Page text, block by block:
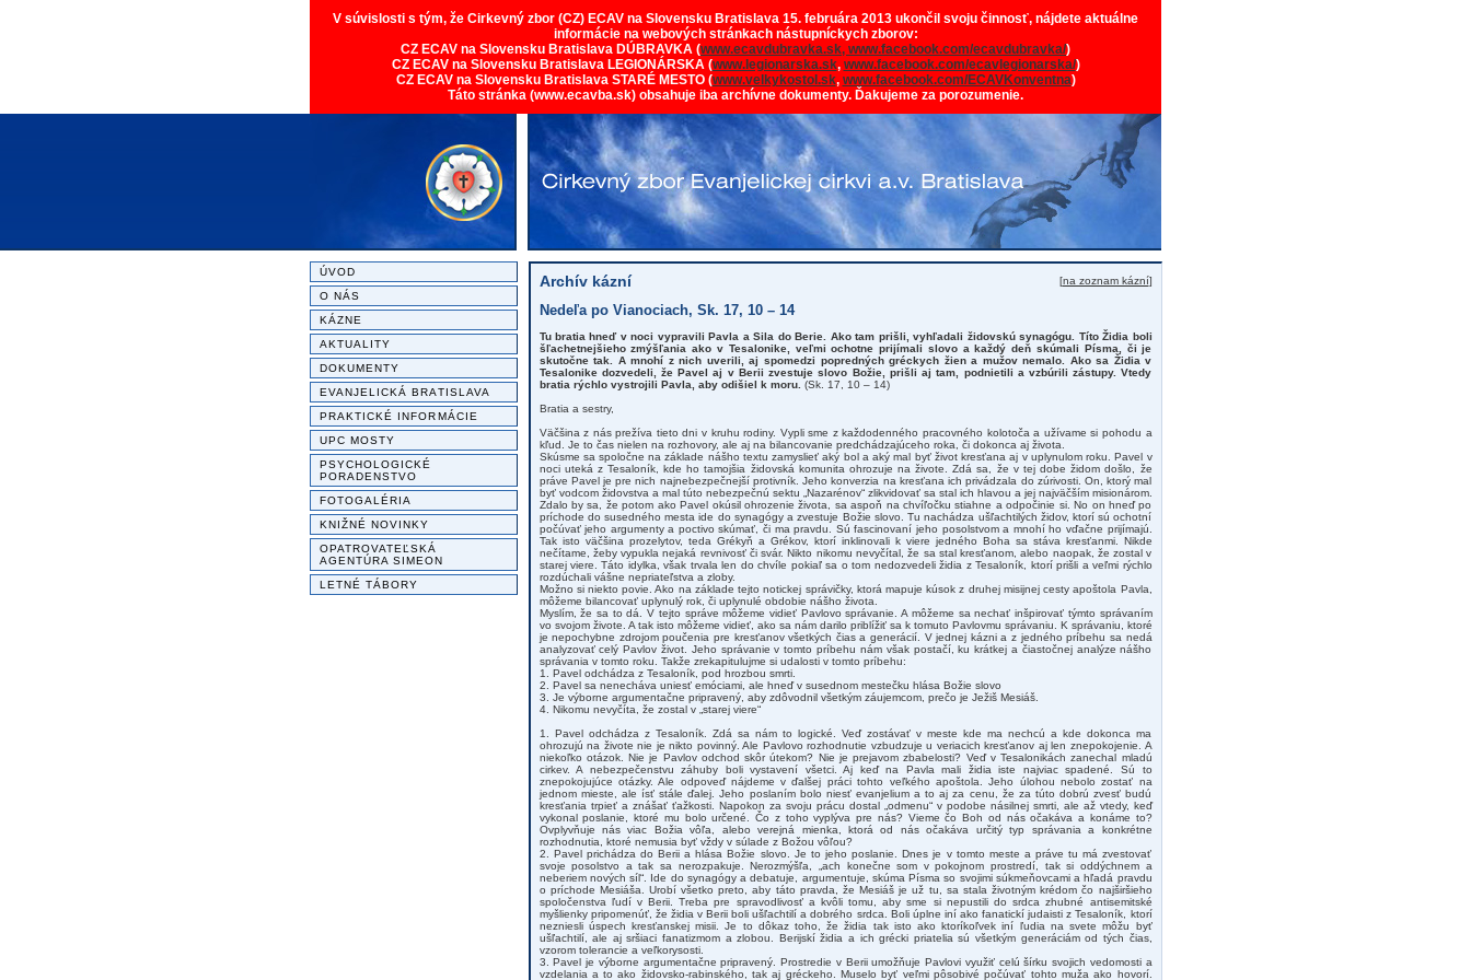
V súvislosti s tým, že Cirkevný zbor (CZ) ECAV na Slovensku Bratislava 15. februára 2013 ukončil svoju činnosť, nájdete aktuálne
informácie na webových stránkach nástupníckych zborov:
CZ ECAV na Slovensku Bratislava DÚBRAVKA (www.ecavdubravka.sk, www.facebook.com/ecavdubravka/)
CZ ECAV na Slovensku Bratislava LEGIONÁRSKA (www.legionarska.sk, www.facebook.com/ecavlegionarska/)
CZ ECAV na Slovensku Bratislava STARÉ MESTO (www.velkykostol.sk, www.facebook.com/ECAVKonventna)
Táto stránka (www.ecavba.sk) obsahuje iba archívne dokumenty. Ďakujeme za porozumenie.
ÚVOD
O NÁS
KÁZNE
AKTUALITY
DOKUMENTY
EVANJELICKÁ BRATISLAVA
PRAKTICKÉ INFORMÁCIE
UPC MOSTY
PSYCHOLOGICKÉ
PORADENSTVO
FOTOGALÉRIA
KNIŽNÉ NOVINKY
OPATROVATEĽSKÁ
AGENTÚRA SIMEON
LETNÉ TÁBORY
Archív kázní [na zoznam kázní]
Nedeľa po Vianociach, Sk. 17, 10 – 14
Tu bratia hneď v noci vypravili Pavla a Sila do Berie. Ako tam prišli, vyhľadali židovskú synagógu. Títo Židia boli
šľachetnejšieho zmýšľania ako v Tesalonike, veľmi ochotne prijímali slovo a každý deň skúmali Písma, či je
skutočne tak. A mnohí z nich uverili, aj spomedzi popredných gréckych žien a mužov nemalo. Ako sa Židia v
Tesalonike dozvedeli, že Pavel aj v Berii zvestuje slovo Božie, prišli aj tam, podnietili a vzbúrili zástupy. Vtedy
bratia rýchlo vystrojili Pavla, aby odišiel k moru. (Sk. 17, 10 – 14)
Bratia a sestry,
Väčšina z nás prežíva tieto dni v kruhu rodiny. Vypli sme z každodenného pracovného kolotoča a užívame si pohodu a
kľud. Je to čas nielen na rozhovory, ale aj na bilancovanie predchádzajúceho roka, či dokonca aj života.
Skúsme sa spoločne na základe nášho textu zamyslieť aký bol a aký mal byť život kresťana aj v uplynulom roku. Pavel v
noci uteká z Tesaloník, kde ho tamojšia židovská komunita ohrozuje na živote. Zdá sa, že v tej dobe židom došlo, že
práve Pavel je pre nich najnebezpečnejší protivník. Jeho konverzia na kresťana ich privádzala do zúrivosti. On, ktorý mal
byť vodcom židovstva a mal túto nebezpečnú sektu „Nazarénov“ zlikvidovať sa stal ich hlavou a jej najväčším misionárom.
Zdalo by sa, že potom ako Pavel okúsil ohrozenie života, sa aspoň na chvíľočku stiahne a odpočinie si. No on hneď po
príchode do susedného mesta ide do synagógy a zvestuje Božie slovo. Tu nachádza ušľachtilých židov, ktorí sú ochotní
počúvať jeho argumenty a poctivo skúmať, či ma pravdu. Sú fascinovaní jeho posolstvom a mnohí ho vďačne prijímajú.
Tak isto väčšina prozelytov, teda Grékyň a Grékov, ktorí inklinovali k viere jedného Boha sa stáva kresťanmi. Nikde
nečítame, žeby vypukla nejaká revnivosť či svár. Nikto nikomu nevyčítal, že sa stal kresťanom, alebo naopak, že zostal v
starej viere. Táto idylka, však trvala len do chvíle pokiaľ sa o tom nedozvedeli židia z Tesaloník, ktorí prišli a veľmi rýchlo
rozdúchali vášne nepriateľstva a zloby.
Možno si niekto povie. Ako na základe tejto notickej správičky, ktorá mapuje kúsok z druhej misijnej cesty apoštola Pavla,
môžeme bilancovať uplynulý rok, či uplynulé obdobie nášho života.
Myslím, že sa to dá. V tejto správe môžeme vidieť Pavlovo správanie. A môžeme sa nechať inšpirovať týmto správaním
vo svojom živote. A tak isto môžeme vidieť, ako sa nám darilo priblížiť sa k tomuto Pavlovmu správaniu. K správaniu, ktoré
je nepochybne zdrojom poučenia pre kresťanov všetkých čias a generácií. V jednej kázni a z jedného príbehu sa nedá
analyzovať celý Pavlov život. Jeho správanie v tomto príbehu nám však postačí, ku krátkej a čiastočnej analýze nášho
správania v tomto roku. Takže zrekapitulujme si udalosti v tomto príbehu:
1. Pavel odchádza z Tesaloník, pod hrozbou smrti.
2. Pavel sa nenecháva uniesť emóciami, ale hneď v susednom mestečku hlása Božie slovo
3. Je výborne argumentačne pripravený, aby zdôvodnil všetkým záujemcom, prečo je Ježiš Mesiáš.
4. Nikomu nevyčíta, že zostal v „starej viere“
1. Pavel odchádza z Tesaloník. Zdá sa nám to logické. Veď zostávať v meste kde ma nechcú a kde dokonca ma
ohrozujú na živote nie je nikto povinný. Ale Pavlovo rozhodnutie vzbudzuje u veriacich kresťanov aj len znepokojenie. A
niekoľko otázok. Nie je Pavlov odchod skôr útekom? Nie je prejavom zbabelosti? Veď v Tesalonikách zanechal mladú
cirkev. A nebezpečenstvu záhuby boli vystavení všetci. Aj keď na Pavla mali židia iste najviac spadené. Sú to
znepokojujúce otázky. Ale odpoveď nájdeme v ďalšej práci tohto veľkého apoštola. Jeho úlohou nebolo zostať na
jednom mieste, ale ísť stále ďalej. Jeho poslaním bolo niesť evanjelium a to aj za cenu, že za túto dobrú zvesť budú
kresťania trpieť a znášať ťažkosti. Napokon za svoju prácu dostal „odmenu“ v podobe násilnej smrti, ale až vtedy, keď
vykonal poslanie, ktoré mu bolo určené. Čo z toho vyplýva pre nás? Vieme čo Boh od nás očakáva a konáme to?
Ovplyvňuje nás viac Božia vôľa, alebo verejná mienka, ktorá od nás očakáva určitý typ správania a konkrétne
rozhodnutia, ktoré nemusia byť vždy v súlade z Božou vôľou?
2. Pavel prichádza do Berii a hlása Božie slovo. Je to jeho poslanie. Dnes je v tomto meste a práve tu má zvestovať
svoje posolstvo a tak sa nerozpakuje. Nerozmýšľa, „ach konečne som v pokojnom prostredí, tak si oddýchnem a
neberiem nových síl“. Ide do synagógy a debatuje, argumentuje, skúma Písma so svojimi súkmeňovcami a hľadá pravdu
o príchode Mesiáša. Urobí všetko preto, aby táto pravda, že Mesiáš je už tu, sa stala životným krédom čo najširšieho
spoločenstva ľudí v Berii. Treba pre spravodlivosť a kvôli tomu, aby sme si nepustili do srdca zhubné antisemitské
myšlienky pripomenúť, že židia v Berii boli ušľachtilí a dobrého srdca. Boli úplne iní ako fanatickí judaisti z Tesaloník, ktorí
nezniesli úspech kresťanskej misii. Je to dôkaz toho, že židia tak isto ako ktoríkoľvek iní ľudia na svete môžu byť
ušľachtilí, ale aj sršiaci fanatizmom a zlobou. Berijskí židia a ich grécki priatelia sú všetkým generáciám od tých čias,
vzorom tolerancie a veľkorysosti.
3. Pavel je výborne argumentačne pripravený. Prostredie v Berii umožňuje Pavlovi využiť celú šírku svojich vedomosti a
vzdelania a to ako židovsko-rabinského, tak aj gréckeho. Muselo byť veľmi pôsobivé počúvať tohto muža ako hovorí.